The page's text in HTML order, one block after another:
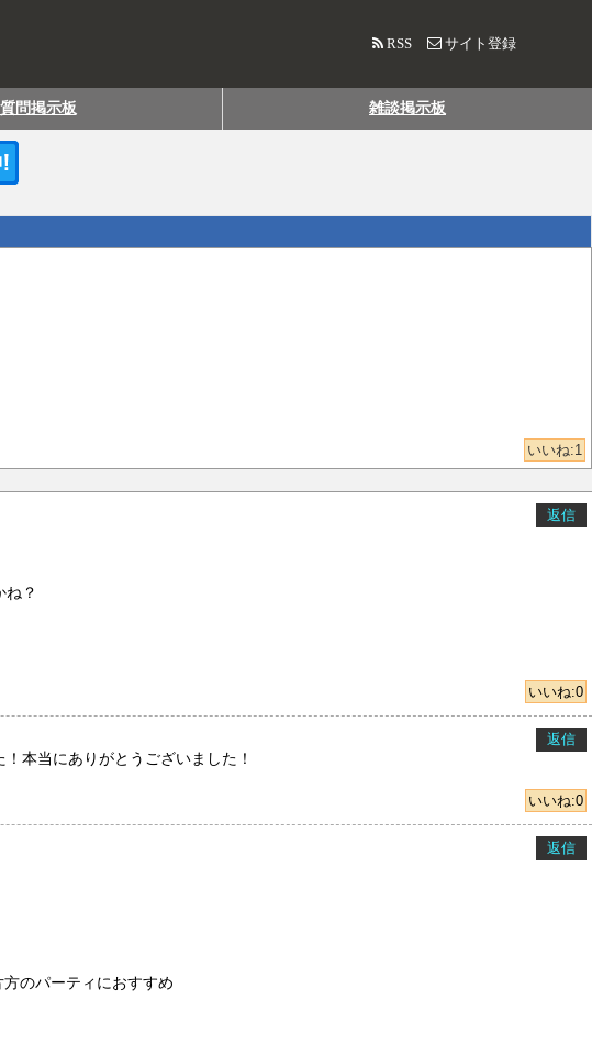
RSS サイト登録
質問掲示板 雑談掲示板
いいね:1
返信
ね？
いいね:0
返信
本当にありがとうございました！
いいね:0
返信
のパーティにおすすめ